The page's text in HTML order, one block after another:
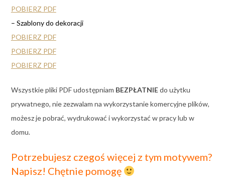
POBIERZ PDF
– Szablony do dekoracji
POBIERZ PDF
POBIERZ PDF
POBIERZ PDF
Wszystkie pliki PDF udostępniam BEZPŁATNIEdo użytku
prywatnego, nie zezwalam na wykorzystanie komercyjne plików,
możesz je pobrać, wydrukować i wykorzystać w pracy lub w
domu.
Potrzebujesz czegoś więcej z tym motywem?
Napisz! Chętnie pomogę